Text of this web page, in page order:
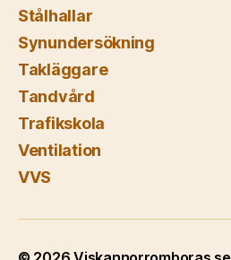
Stålhallar
Synundersökning
Takläggare
Tandvård
Trafikskola
Ventilation
VVS